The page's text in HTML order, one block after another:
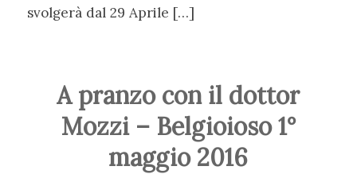
svolgerà dal 29 Aprile […]
A pranzo con il dottor
Mozzi – Belgioioso 1°
maggio 2016